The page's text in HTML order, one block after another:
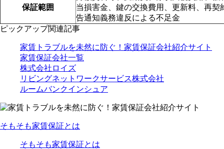
保証範囲
当損害金、鍵の交換費用、更新料、再
告通知義務違反による不足金
ピックアップ関連記事
家賃トラブルを未然に防ぐ！家賃保証会社紹介サイト
家賃保証会社一覧
株式会社ロイズ
リビングネットワークサービス株式会社
ルームバンクインシュア
そもそも家賃保証とは
そもそも家賃保証とは